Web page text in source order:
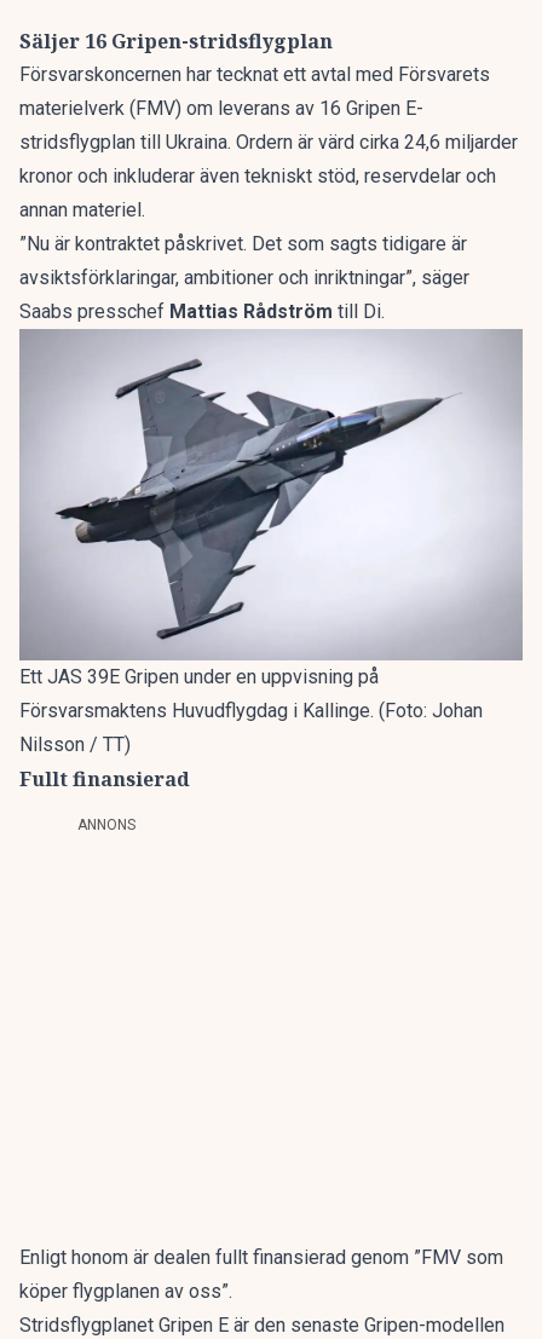
Säljer 16 Gripen-stridsflygplan
Försvarskoncernen har tecknat ett avtal med Försvarets
materielverk (FMV) om leverans av 16 Gripen E-
stridsflygplan till Ukraina. Ordern är värd cirka 24,6 miljarder
kronor och inkluderar även tekniskt stöd, reservdelar och
annan materiel.
”Nu är kontraktet påskrivet. Det som sagts tidigare är
avsiktsförklaringar, ambitioner och inriktningar”, säger
Saabs presschef Mattias Rådström till Di.
Ett JAS 39E Gripen under en uppvisning på
Försvarsmaktens Huvudflygdag i Kallinge. (Foto: Johan
Nilsson / TT)
Fullt finansierad
ANNONS
Enligt honom är dealen fullt finansierad genom ”FMV som
köper flygplanen av oss”.
Stridsflygplanet Gripen E är den senaste Gripen-modellen